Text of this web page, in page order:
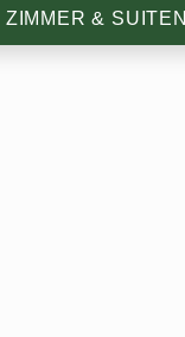
ZIMMER & SUITEN